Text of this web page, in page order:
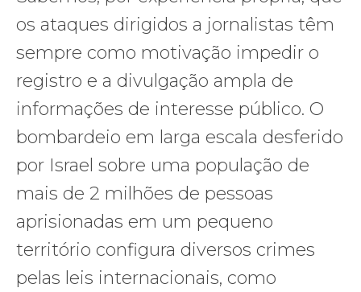
os ataques dirigidos a jornalistas têm
sempre como motivação impedir o
registro e a divulgação ampla de
informações de interesse público. O
bombardeio em larga escala desferido
por Israel sobre uma população de
mais de 2 milhões de pessoas
aprisionadas em um pequeno
território configura diversos crimes
pelas leis internacionais, como